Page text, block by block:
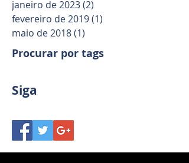
janeiro de 2023(2)
fevereiro de 2019(1)
maio de 2018(1)
Procurar por tags
Siga